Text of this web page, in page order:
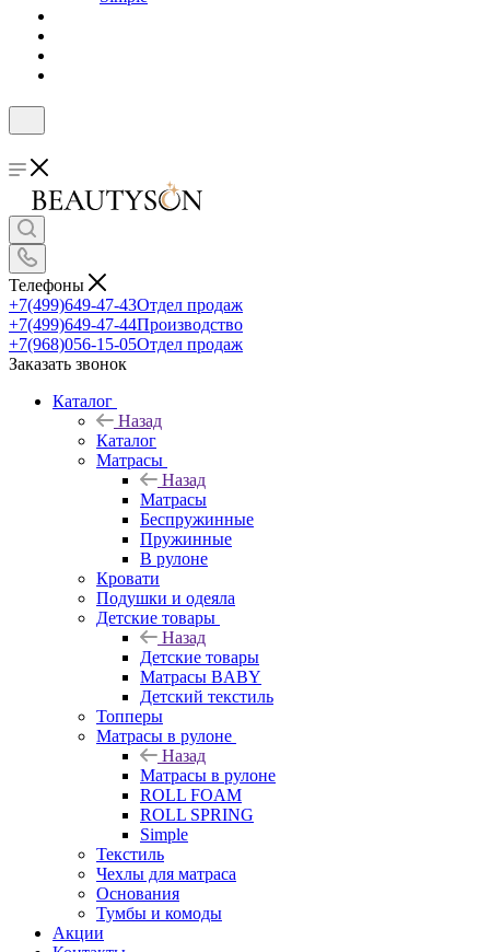
Телефоны
+7(499)649-47-43Отдел продаж
+7(499)649-47-44Производство
+7(968)056-15-05Отдел продаж
Заказать звонок
Каталог
Назад
Каталог
Матрасы
Назад
Матрасы
Беспружинные
Пружинные
В рулоне
Кровати
Подушки и одеяла
Детские товары
Назад
Детские товары
Матрасы BABY
Детский текстиль
Топперы
Матрасы в рулоне
Назад
Матрасы в рулоне
ROLL FOAM
ROLL SPRING
Simple
Текстиль
Чехлы для матраса
Основания
Тумбы и комоды
Акции